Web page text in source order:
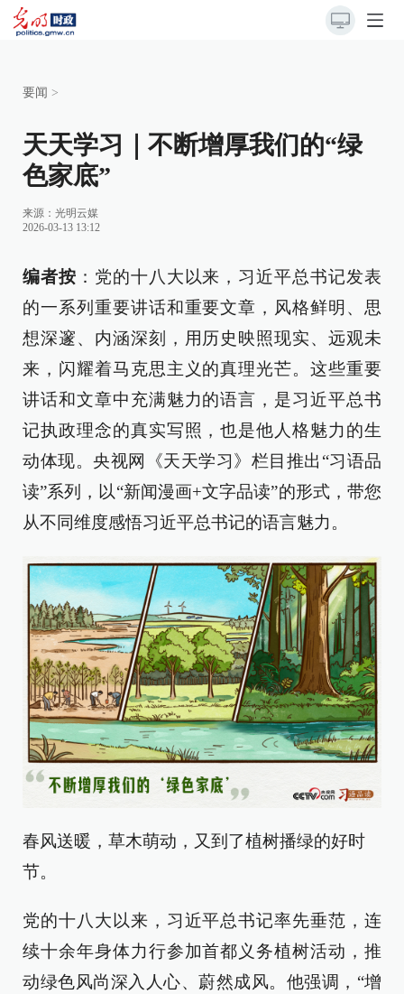
要闻 >
天天学习｜不断增厚我们的“绿
色家底”
来源： 光明云媒
2026-03-13 13:12
编者按 ：党的十八大以来，习近平总书记发表
的一系列重要讲话和重要文章，风格鲜明、思
想深邃、内涵深刻，用历史映照现实、远观未
来，闪耀着马克思主义的真理光芒。这些重要
讲话和文章中充满魅力的语言，是习近平总书
记执政理念的真实写照，也是他人格魅力的生
动体现。央视网《天天学习》栏目推出“习语品
读”系列，以“新闻漫画+文字品读”的形式，带您
从不同维度感悟习近平总书记的语言魅力。
春风送暖，草木萌动，又到了植树播绿的好时
节。
党的十八大以来，习近平总书记率先垂范，连
续十余年身体力行参加首都义务植树活动，推
动绿色风尚深入人心、蔚然成风。他强调，“增